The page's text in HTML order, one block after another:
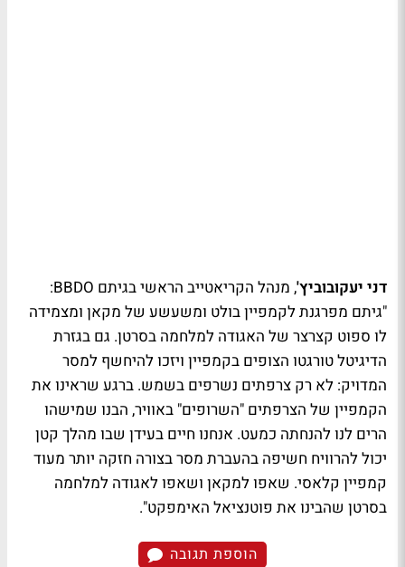
דני יעקובוביץ'
, מנהל הקריאטייב הראשי בגיתם BBDO:
"גיתם מפרגנת לקמפיין בולט ומשעשע של מקאן ומצמידה
לו ספוט קצרצר של האגודה למלחמה בסרטן. גם בגזרת
הדיגיטל טורגטו הצופים בקמפיין ויזכו להיחשף למסר
המדויק: לא רק צרפתים נשרפים בשמש. ברגע שראינו את
הקמפיין של הצרפתים "השרופים" באוויר, הבנו שמישהו
הרים לנו להנחתה כמעט. אנחנו חיים בעידן שבו מהלך קטן
יכול להרוויח חשיפה בהעברת מסר בצורה חזקה יותר מעוד
קמפיין קלאסי. שאפו למקאן ושאפו לאגודה למלחמה
בסרטן שהבינו את פוטנציאל האימפקט".
הוספת תגובה